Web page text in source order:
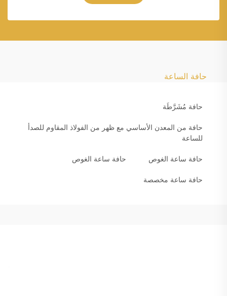
حافة الساعة
حافة مُشَرَّطَة
حافة من المعدن الأساسي مع ظهر من الفولاذ المقاوم للصدأ
للساعة
حافة ساعة الغوص حافة ساعة الغوص
حافة ساعة مخصصة